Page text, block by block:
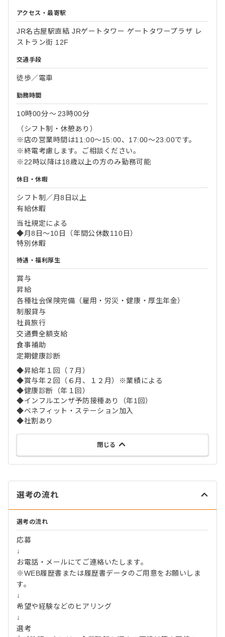
アクセス・最寄駅
JR名古屋駅直結 JRゲートタワー ゲートタワープラザ レ
ストラン街 12F
交通手段
徒歩／電車
勤務時間
10時00分〜 23時00分
（シフト制・休憩あり）
※店の営業時間は11:00～15:00、17:00～23:00です。
※終電考慮します。ご相談ください。
※22時以降は18歳以上の方のみ勤務可能
休日・休暇
シフト制／月8日以上
有給休暇
当社規定による
◆月8日～10日（年間公休数110日）
特別休暇
待遇・福利厚生
賞与
昇給
各種社会保険完備（雇用・労災・健康・厚生年金）
制服貸与
社員旅行
交通費全額支給
食事補助
定期健康診断
◆昇給年１回（７月）
◆賞与年２回（６月、１２月）※業績による
◆健康診断（年１回）
◆インフルエンザ予防接種あり（年1回）
◆ベネフィット・ステーション加入
◆社割あり
閉じる
選考の流れ
選考の流れ
応募
↓
お電話・メールにてご連絡いたします。
※WEB履歴書または履歴書データのご用意をお願いしま
す。
↓
希望や経験などのヒアリング
↓
選考